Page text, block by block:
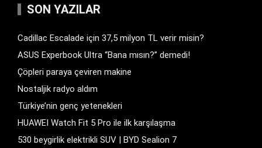
SON YAZILAR
Cadillac Escalade için 37,5 milyon TL verir misin?
ASUS Experbook Ultra “Bana mısın?” demedi!
Çöpleri paraya çeviren makine
Nostaljik radyo aldım
Türkiye’nin genç yetenekleri
HUAWEI Watch Fit 5 Pro ile ilk karşılaşma
530 beygirlik elektrikli SUV | BYD Sealion 7